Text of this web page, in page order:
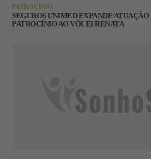
PATROCÍNIO
SEGUROS UNIMED EXPANDE
PATROCÍNIO AO VÔLEI RENATA